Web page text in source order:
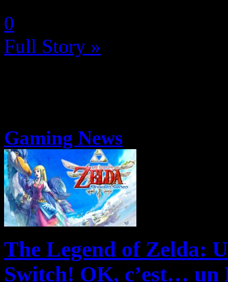
0
Full Story »
Gaming News
The Legend of Zelda:
Switch! OK, c’est… un